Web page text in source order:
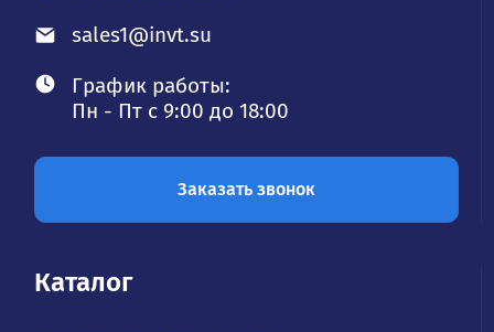
sales1@invt.su
График работы:
Пн - Пт с 9:00 до 18:00
Заказать звонок
Каталог